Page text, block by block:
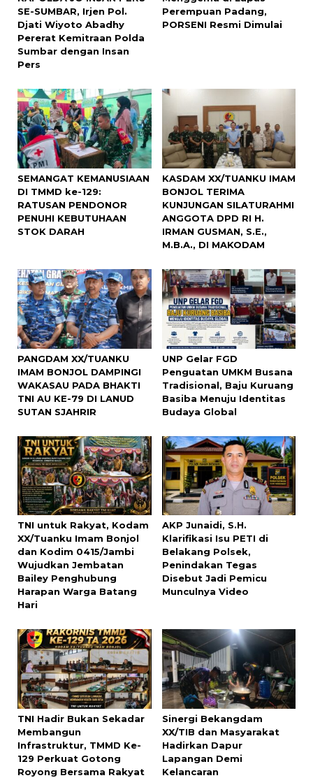
SE-SUMBAR, Irjen Pol.
Djati Wiyoto Abadhy
Pererat Kemitraan Polda
Sumbar dengan Insan
Pers
Perempuan Padang,
PORSENI Resmi Dimulai
SEMANGAT KEMANUSIAAN
DI TMMD ke-129:
RATUSAN PENDONOR
PENUHI KEBUTUHAAN
STOK DARAH
KASDAM XX/TUANKU IMAM
BONJOL TERIMA
KUNJUNGAN SILATURAHMI
ANGGOTA DPD RI H.
IRMAN GUSMAN, S.E.,
M.B.A., DI MAKODAM
PANGDAM XX/TUANKU
IMAM BONJOL DAMPINGI
WAKASAU PADA BHAKTI
TNI AU KE-79 DI LANUD
SUTAN SJAHRIR
UNP Gelar FGD
Penguatan UMKM Busana
Tradisional, Baju Kuruang
Basiba Menuju Identitas
Budaya Global
TNI untuk Rakyat, Kodam
XX/Tuanku Imam Bonjol
dan Kodim 0415/Jambi
Wujudkan Jembatan
Bailey Penghubung
Harapan Warga Batang
Hari
AKP Junaidi, S.H.
Klarifikasi Isu PETI di
Belakang Polsek,
Penindakan Tegas
Disebut Jadi Pemicu
Munculnya Video
TNI Hadir Bukan Sekadar
Membangun
Infrastruktur, TMMD Ke-
129 Perkuat Gotong
Royong Bersama Rakyat
Sinergi Bekangdam
XX/TIB dan Masyarakat
Hadirkan Dapur
Lapangan Demi
Kelancaran